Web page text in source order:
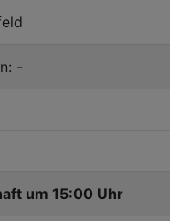
-
um 15:00 Uhr